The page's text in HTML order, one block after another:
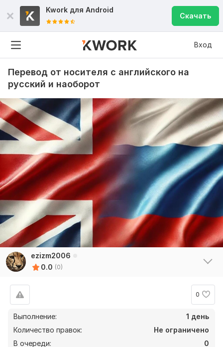
Kwork для Android
Скачать
Вход
Перевод от носителя с английского на
русский и наоборот
ezizm2006
0.0 (0)
0
Выполнение:
1 день
Количество правок:
Не ограничено
В очереди:
0